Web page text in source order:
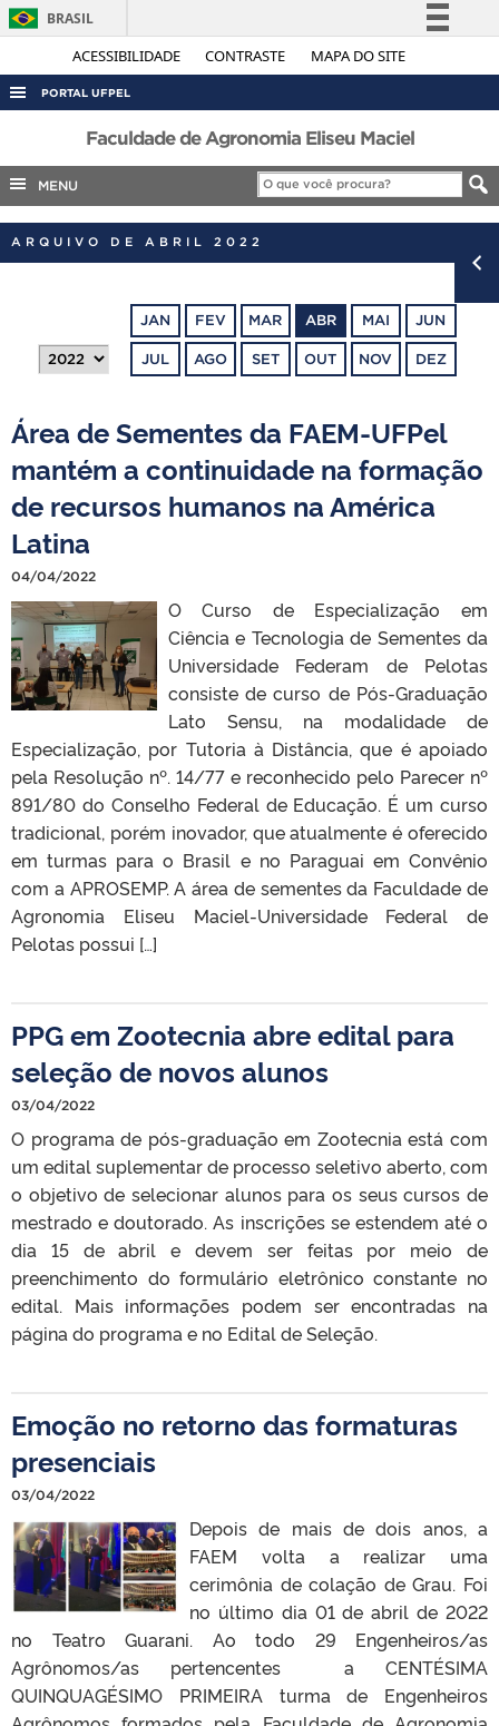
ACESSIBILIDADE CONTRASTE MAPA DO SITE
BRASIL
Simplifique!
Legislação
Canais
PORTAL UFPEL
ACESSO À INFORMAÇÃO
AUDITORIA
COBALTO
CONCURSOS
OUVIDORIA
TELEFONES
Faculdade de Agronomia Eliseu Maciel
MENU
ARQUIVO DE ABRIL 2022
JAN FEV MAR ABR MAI JUN
JUL AGO SET OUT NOV DEZ
Área de Sementes da FAEM-UFPel
mantém a continuidade na formação
de recursos humanos na América
Latina
04/04/2022
O Curso de Especialização em
Ciência e Tecnologia de Sementes da
Universidade Federam de Pelotas
consiste de curso de Pós-Graduação
Lato Sensu, na modalidade de
Especialização, por Tutoria à Distância, que é apoiado
pela Resolução nº. 14/77 e reconhecido pelo Parecer nº
891/80 do Conselho Federal de Educação. É um curso
tradicional, porém inovador, que atualmente é oferecido
em turmas para o Brasil e no Paraguai em Convênio
com a APROSEMP. A área de sementes da Faculdade de
Agronomia Eliseu Maciel-Universidade Federal de
Pelotas possui […]
PPG em Zootecnia abre edital para
seleção de novos alunos
03/04/2022
O programa de pós-graduação em Zootecnia está com
um edital suplementar de processo seletivo aberto, com
o objetivo de selecionar alunos para os seus cursos de
mestrado e doutorado. As inscrições se estendem até o
dia 15 de abril e devem ser feitas por meio de
preenchimento do formulário eletrônico constante no
edital. Mais informações podem ser encontradas na
página do programa e no Edital de Seleção.
Emoção no retorno das formaturas
presenciais
03/04/2022
Depois de mais de dois anos, a
FAEM volta a realizar uma
cerimônia de colação de Grau. Foi
no último dia 01 de abril de 2022
no Teatro Guarani. Ao todo 29 Engenheiros/as
Agrônomos/as pertencentes a CENTÉSIMA
QUINQUAGÉSIMO PRIMEIRA turma de Engenheiros